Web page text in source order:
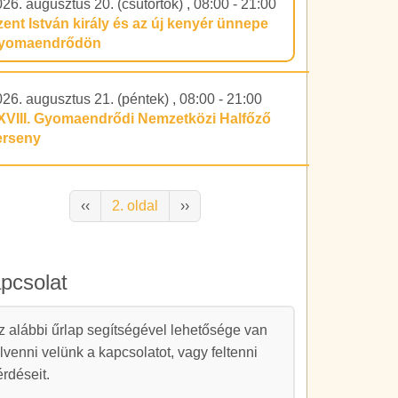
augusztus 20. (csütörtök) ,08:00 - 21:00
István király és az új kenyér ünnepe
augusztus 21. (péntek) ,08:00 - 21:00
Gyomaendrődi Nemzetközi Halfőző
Előző oldal
‹‹ 2. oldal Következő oldal
››
alábbi űrlap segítségével lehetősége van
velünk a kapcsolatot, vagy feltenni